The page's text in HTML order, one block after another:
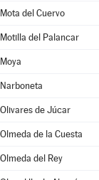
Mota del Cuervo
Motilla del Palancar
Moya
Narboneta
Olivares de Júcar
Olmeda de la Cuesta
Olmeda del Rey